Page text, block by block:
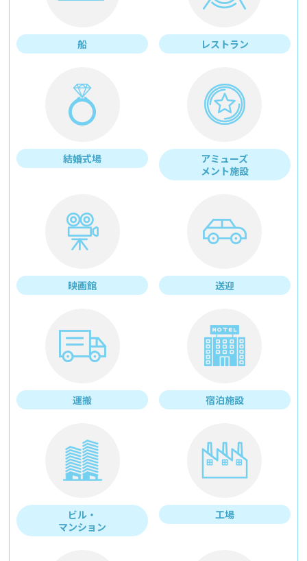
船 レストラン
結婚式場
アミューズ
メント施設
映画館 送迎
運搬 宿泊施設
ビル・
マンション
工場